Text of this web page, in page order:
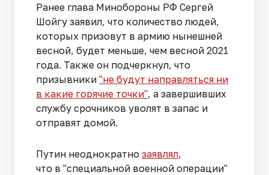
Ранее глава Минобороны РФ Сергей
Шойгу заявил, что количество людей,
которых призовут в армию нынешней
весной, будет меньше, чем весной 2021
года. Также он подчеркнул, что
призывники "не будут направляться ни
в какие горячие точки", а завершивших
службу срочников уволят в запас и
отправят домой.
Путин неоднократно заявлял,
что в "специальной военной операции"